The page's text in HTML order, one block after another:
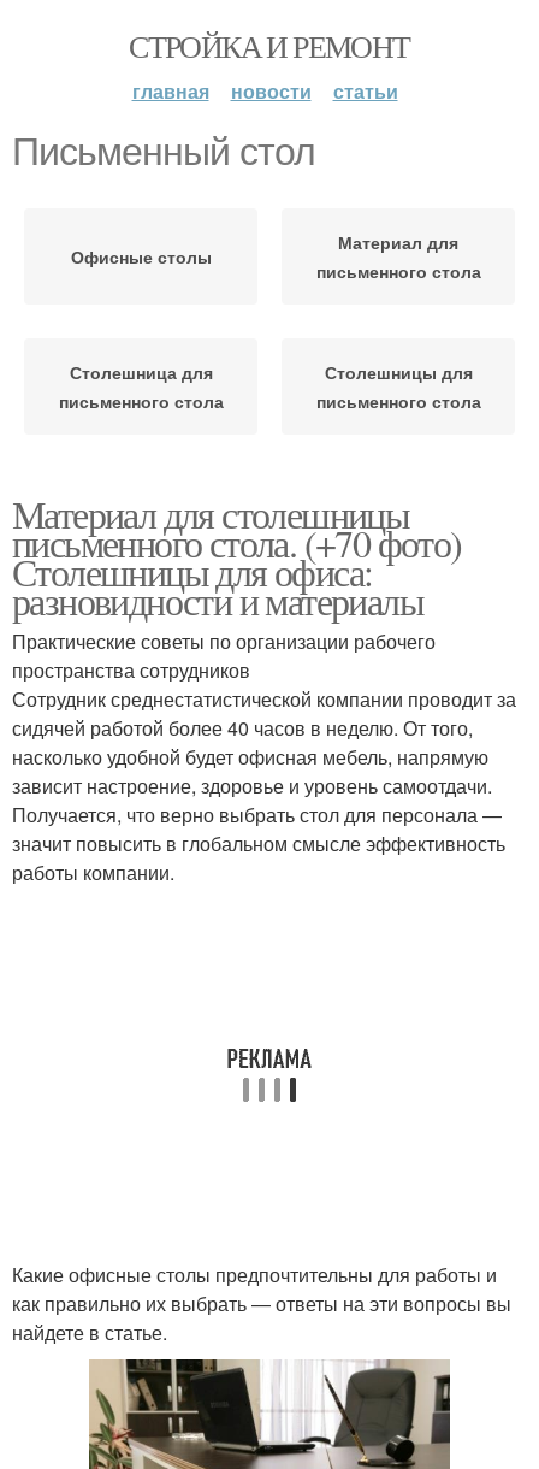
СТРОЙКА И РЕМОНТ
главная новости статьи
Письменный стол
Офисные столы
Материал для
письменного стола
Столешница для
письменного стола
Столешницы для
письменного стола
Материал для столешницы
письменного стола. (+70 фото)
Столешницы для офиса:
разновидности и материалы
Практические советы по организации рабочего
пространства сотрудников
Сотрудник среднестатистической компании проводит за
сидячей работой более 40 часов в неделю. От того,
насколько удобной будет офисная мебель, напрямую
зависит настроение, здоровье и уровень самоотдачи.
Получается, что верно выбрать стол для персонала —
значит повысить в глобальном смысле эффективность
работы компании.
Какие офисные столы предпочтительны для работы и
как правильно их выбрать — ответы на эти вопросы вы
найдете в статье.